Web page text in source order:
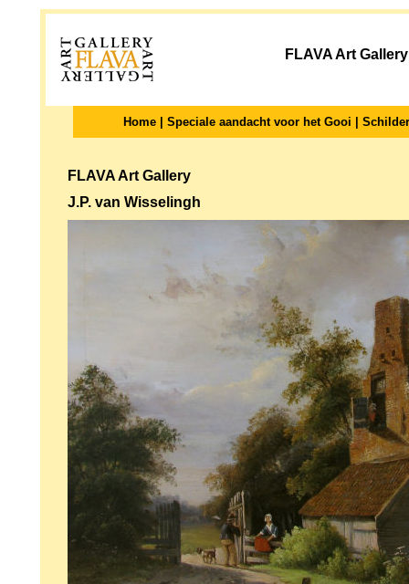
FLAVA Art
Home Speciale aandacht voor het Gooi
FLAVA Art Gallery
J.P. van Wisselingh